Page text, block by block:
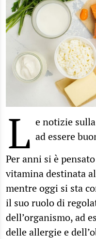
L e notizie
ad essere
Per anni si è
vitamina destinata
mentre oggi si sta
il suo ruolo di
dell’organismo, ad
delle allergie e